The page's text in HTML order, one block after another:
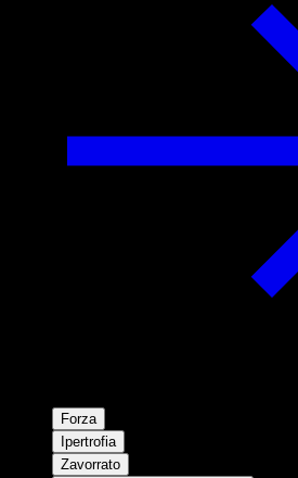
Forza
Ipertrofia
Zavorrato